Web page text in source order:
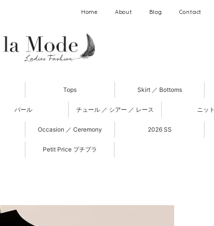
Home About Blog Contact
Tops Skirt ／ Bottoms
パール チュール ／ シアー ／ レース ニット
Occasion ／ Ceremony 2026 SS
Petit Price プチプラ